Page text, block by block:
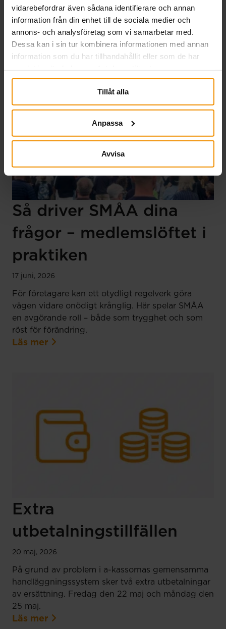
vidarebefordrar även sådana identifierare och annan
information från din enhet till de sociala medier och
annons- och analysföretag som vi samarbetar med.
Dessa kan i sin tur kombinera informationen med annan
information som du har tillhandahållit eller som de har
Tillåt alla
Anpassa
Avvisa
företagarnas villkor, knyta nya kontakter och stärka
samarbeten. Veckan präglades av samtal om
entreprenörskap och arbetsmarknadsfrågor och
resulterade i flera värdefulla relationer.
Läs mer
Så driver SMÅA dina
frågor – medlemslöftet i
praktiken
17 juni, 2026
För företagare kan ett otydligt regelverk göra
vägen vidare onödigt krånglig. Här spelar SMÅA
en avgörande roll – både som trygghet och som
röst för förändring.
Läs mer
Extra
utbetalningstillfällen
20 maj, 2026
På grund av problem i a-kassornas gemensamma
handläggningssystem sker två extra utbetalningar
av ersättning. Fredag den 22 maj och måndag den
25 maj.
Läs mer